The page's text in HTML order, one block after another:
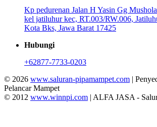
Kp pedurenan Jalan H Yasin Gg
kel jatiluhur kec, RT.003/RW.006,
Kota Bks, Jawa Barat 17425
Hubungi
+62877-7733-0203
© 2026 www.saluran-pipamampet.com |
Pelancar Mampet
© 2012 www.winnpi.com | ALFA JASA -